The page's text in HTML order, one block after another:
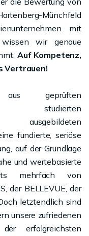
Münchfeld
mit
wissen wir genaue
Auf Kompetenz,
Vertrauen!
geprüften
studierten
ausgebildeten
fundierte, seriöse
auf der Grundlage
und wertebasierte
mehrfach von
der BELLEVUE, der
letztendlich sind
unsere zufriedenen
erfolgreichsten